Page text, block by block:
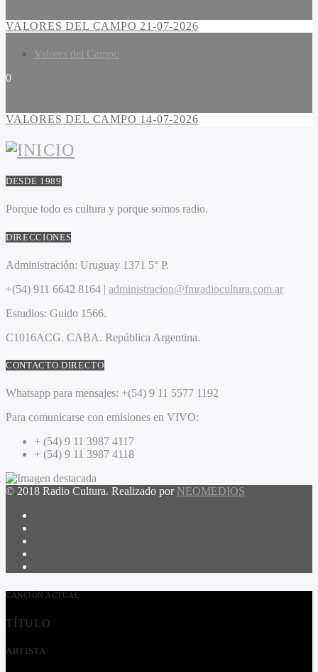
VALORES DEL CAMPO 21-07-2026
Valores del Campo
0
VALORES DEL CAMPO 14-07-2026
DESDE 1989
Porque todo es cultura y porque somos radio.
DIRECCIONES
Administración: Uruguay 1371 5° P.
+(54) 911 6642 8164 | administracion@fmradiocultura.com.ar
Estudios: Guido 1566.
C1016ACG. CABA. República Argentina.
CONTACTO DIRECTO
Whatsapp para mensajes: +(54) 9 11 5577 1192
Para comunicarse con emisiones en VIVO:
+ (54) 9 11 3987 4117
+ (54) 9 11 3987 4118
© 2018 Radio Cultura. Realizado por NEOMEDIOS
CANCIÓN ACTUAL
TÍTULO
ARTISTA